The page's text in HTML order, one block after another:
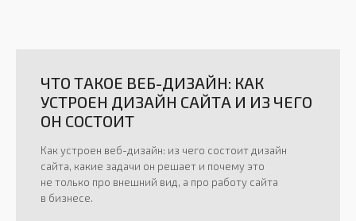
ЧТО ТАКОЕ ВЕБ-ДИЗАЙН: КАК
УСТРОЕН ДИЗАЙН САЙТА И ИЗ ЧЕГО
ОН СОСТОИТ
Как устроен веб-дизайн: из чего состоит дизайн
сайта, какие задачи он решает и почему это
не только про внешний вид, а про работу сайта
в бизнесе.